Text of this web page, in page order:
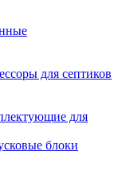
для септиков
для
блоки